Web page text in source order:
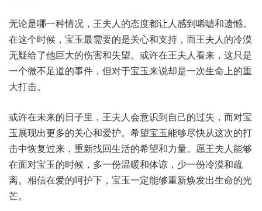
无论是哪一种情况，王夫人的态度都让人感到唏嘘和遗憾。
在这个时候，宝玉最需要的是关心和支持，而王夫人的冷漠
无疑给了他巨大的伤害和失望。或许在王夫人看来，这只是
一个微不足道的事件，但对于宝玉来说却是一次生命上的重
大打击。
或许在未来的日子里，王夫人会意识到自己的过失，而对宝
玉展现出更多的关心和爱护。希望宝玉能够尽快从这次的打
击中恢复过来，重新找回生活的希望和力量。愿王夫人能够
在面对宝玉的时候，多一份温暖和体谅，少一份冷漠和疏
离。相信在爱的呵护下，宝玉一定能够重新焕发出生命的光
芒。